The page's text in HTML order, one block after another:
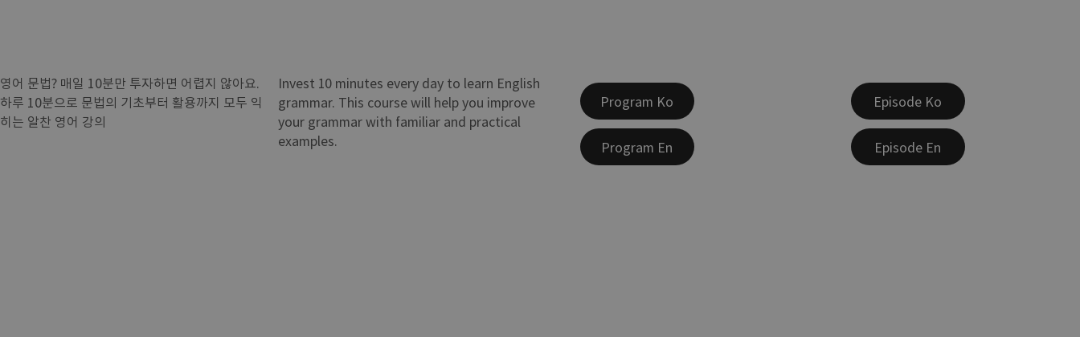
영어 문법? 매일 10분만 투자하면 어렵지 않아요.
하루 10분으로 문법의 기초부터 활용까지 모두 익
히는 알찬 영어 강의
Invest 10 minutes every day to learn English
grammar. This course will help you improve
your grammar with familiar and practical
examples.
Program Ko
Program En
Episode Ko
Episode En